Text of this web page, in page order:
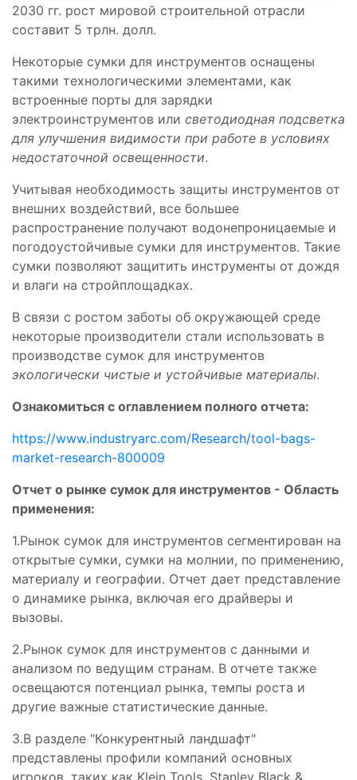
2030 гг. рост мировой строительной отрасли
составит 5 трлн. долл.
Некоторые сумки для инструментов оснащены
такими технологическими элементами, как
встроенные порты для зарядки
электроинструментов или светодиодная подсветка
для улучшения видимости при работе в условиях
недостаточной освещенности.
Учитывая необходимость защиты инструментов от
внешних воздействий, все большее
распространение получают водонепроницаемые и
погодоустойчивые сумки для инструментов. Такие
сумки позволяют защитить инструменты от дождя
и влаги на стройплощадках.
В связи с ростом заботы об окружающей среде
некоторые производители стали использовать в
производстве сумок для инструментов
экологически чистые и устойчивые материалы.
Ознакомиться с оглавлением полного отчета:
https://www.industryarc.com/Research/tool-bags-
market-research-800009
Отчет о рынке сумок для инструментов - Область
применения:
1.Рынок сумок для инструментов сегментирован на
открытые сумки, сумки на молнии, по применению,
материалу и географии. Отчет дает представление
о динамике рынка, включая его драйверы и
вызовы.
2.Рынок сумок для инструментов с данными и
анализом по ведущим странам. В отчете также
освещаются потенциал рынка, темпы роста и
другие важные статистические данные.
3.В разделе "Конкурентный ландшафт"
представлены профили компаний основных
игроков, таких как Klein Tools, Stanley Black &